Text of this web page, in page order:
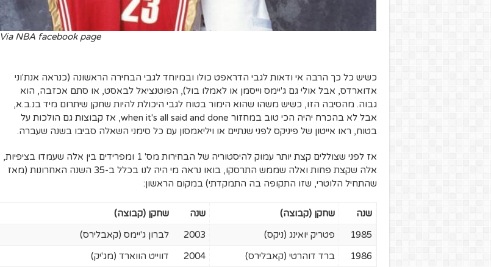
Via NBA facebook page
כשיש כל כך הרבה אי ודאות לגבי הדראפט כולו ובמיוחד לגבי הבחירה הראשונה (כנראה אנת'וני
אדוארדס, אבל אולי גם ג'יימס וייסמן או לאמלו בול), הפוטנציאל לבאסט, או סתם אכזבה, הוא
גבוה. מהסיבה הזו, כשיש משהו שהוא הימור בטוח לגבי היכולת להיות שחקן שיתרום מיד בנ.ב.א,
אבל לא בהכרח יהיה הכי טוב במחזור when it's all said and done, אז קבוצות גם הולכות על
בטוח, ראו אייטון של פיניקס לפני שנתיים או ויליאמסון עם כל סימני השאלה סביבו בשנה שעברה.
אז לפני שצוללים קצת יותר עמוק להיסטוריה של הבחירות מס' 1 ומפרידים בין אלה שעמדו בציפיות,
אלה שקצת פחות ואלה שממש התרסקו, בואו נראה מי היה לנו בכלל ב-35 השנה האחרונות (מאז
שהתחיל הלוטרי, שזו התקופה בה התמקדתי) במקום הראשון:
שנה שחקן (קבוצה) שנה
שחקן (קבוצה)
1985
פטריק יואינג (ניקס) 2003
לברון ג'יימס (קאבלירס)
1986
ברד דוהרטי (קאבלירס) 2004
דווייט הווארד (מג'יק)